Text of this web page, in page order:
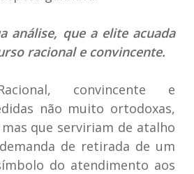
análise, que a elite acuada
racional e convincente.
convincente e
não muito ortodoxas,
que serviriam de atalho
de retirada de um
do atendimento aos